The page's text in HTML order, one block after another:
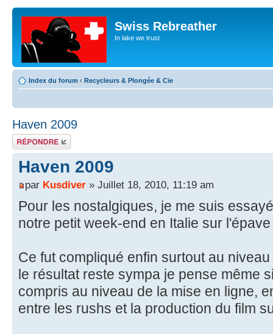
Swiss Rebreather
In lake we trust
Index du forum ‹ Recycleurs & Plongée & Cie
Haven 2009
Répondre
Haven 2009
par Kusdiver » Juillet 18, 2010, 11:19 am
Pour les nostalgiques, je me suis
notre petit week-end en Italie sur
Ce fut compliqué enfin surtout au
le résultat reste sympa je pense même
compris au niveau de la mise en ligne,
entre les rushs et la production du film